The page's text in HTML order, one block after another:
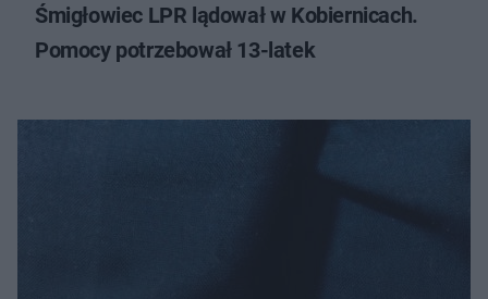
Śmigłowiec LPR lądował w Kobiernicach.
Pomocy potrzebował 13-latek